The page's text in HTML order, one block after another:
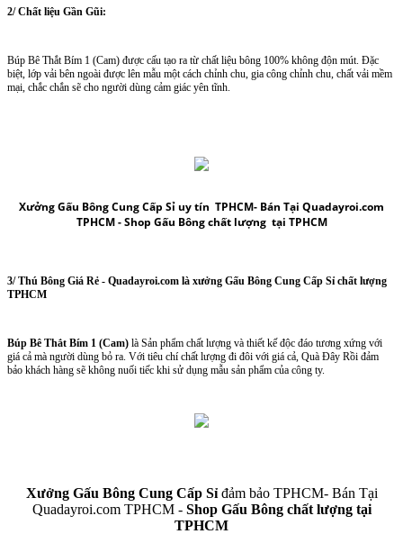
2/ Chất liệu Gần Gũi:
Búp Bê Thắt Bím 1 (Cam) được cấu tạo ra từ chất liệu bông 100% không độn mút. Đặc
biệt, lớp vải bên ngoài được lên mẫu một cách chỉnh chu, gia công chỉnh chu, chất vải mềm
mại, chắc chắn sẽ cho người dùng cảm giác yên tĩnh.
Xưởng Gấu Bông Cung Cấp Sỉ uy tín TPHCM- Bán Tại Quadayroi.com
TPHCM -Shop Gấu Bông chất lượng tại TPHCM
3/Thú Bông Giá Rẻ - Quadayroi.com là xưởng Gấu Bông Cung Cấp Sỉ chất lượng
TPHCM
Búp Bê Thắt Bím 1 (Cam) là Sản phẩm chất lượng và thiết kế độc đáo tương xứng với
giá cả mà người dùng bỏ ra. Với tiêu chí chất lượng đi đôi với giá cả, Quà Đây Rồi đảm
bảo khách hàng sẽ không nuối tiếc khi sử dụng mẫu sản phẩm của công ty.
Xưởng Gấu Bông Cung Cấp Sỉ đảm bảo TPHCM- Bán Tại
Quadayroi.com TPHCM - Shop Gấu Bông chất lượng tại
TPHCM